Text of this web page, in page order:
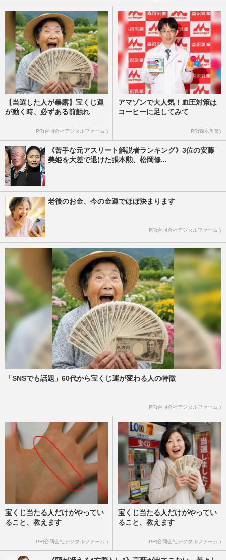
【当選した人が暴露】宝くじ運
が動く時、必ずある前触れ
PR(合同会社デジタルファーム )
アマゾンで大人気！血圧対策は
コーヒーに足してみて
PR(森永乳業)
《苦手な元アスリート解説者ランキング》3位の安藤
美姫を大差で退けた張本勲、松岡修...
老後のお金、今の金運でほぼ決まります
PR(合同会社デジタルファーム )
「SNSでも話題」60代から宝くじ運が変わる人の特徴
PR(合同会社デジタルファーム )
宝くじ当たる人だけがやってい
ること、教えます
PR(合同会社デジタルファーム )
宝くじ当たる人だけがやってい
ること、教えます
PR(合同会社デジタルファーム )